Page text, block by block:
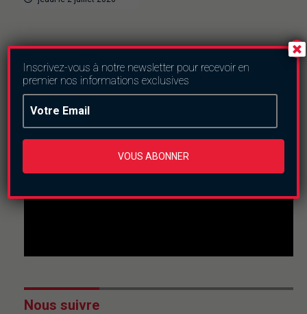
En direct
This
modal
The media could not be loaded, either because the
server or network failed or because the format is not
supported.
Nous suivre
Inscrivez-vous à notre newsletter pour recevoir en
premier nos informations exclusives
VOUS ABONNER